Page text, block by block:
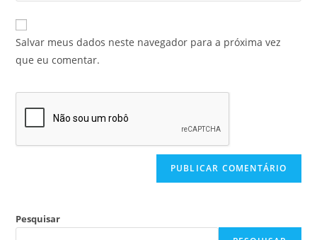
Salvar meus dados neste navegador para a próxima vez
que eu comentar.
Pesquisar